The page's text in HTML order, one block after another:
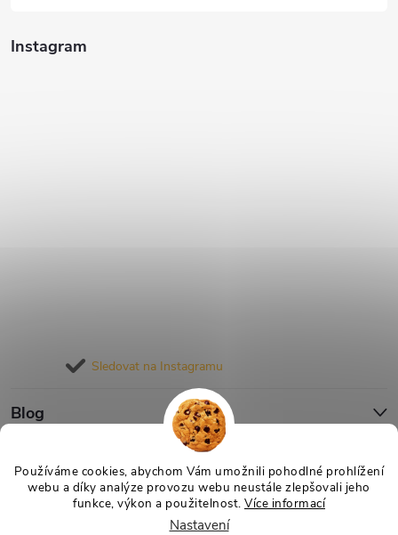
Používáme cookies, abychom Vám umožnili pohodlné prohlížení
webu a díky analýze provozu webu neustále zlepšovali jeho
funkce, výkon a použitelnost. Více informací
Nastavení
Instagram
Sledovat na Instagramu
Blog
Informace pro vás
Nejlevnější Výživa. Všechna práva vyhrazena.